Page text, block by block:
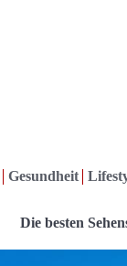
Gesundheit
Die besten